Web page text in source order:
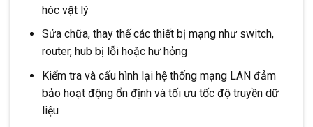
hóc vật lý
Sửa chữa, thay thế các thiết bị mạng như switch,
router, hub bị lỗi hoặc hư hỏng
Kiểm tra và cấu hình lại hệ thống mạng LAN đảm
bảo hoạt động ổn định và tối ưu tốc độ truyền dữ
liệu